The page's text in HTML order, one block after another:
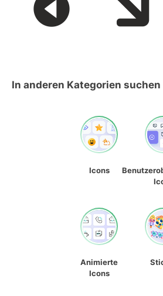
In anderen Kategorien suchen
Icons
Animierte
Icons